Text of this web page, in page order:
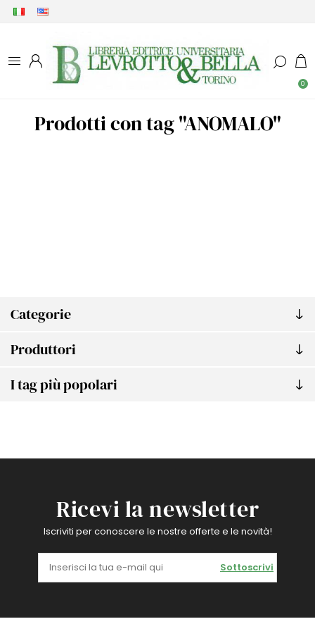
0
Categorie
Produttori
I tag più popolari
Prodotti con tag "ANOMALO"
Ricevi la newsletter
Iscriviti per conoscere le nostre offerte e le novità!
Sottoscrivi